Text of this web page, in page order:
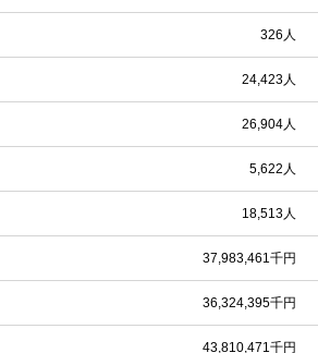
326人
24,423人
26,904人
5,622人
18,513人
37,983,461千円
36,324,395千円
43,810,471千円